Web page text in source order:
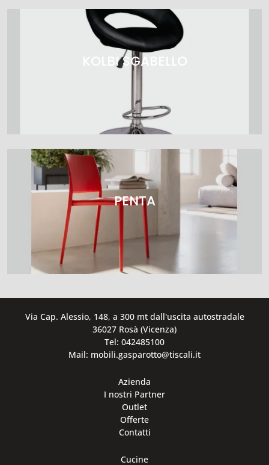
KOLBI SGABELLO
PENTA
Via Cap. Alessio, 148, a 300 mt dall'uscita autostradale
36027 Rosà (Vicenza)
Tel: 042485100
Mail: mobili.gasparotto@tiscali.it
Azienda
I nostri Partner
Outlet
Offerte
Contatti
Cucine